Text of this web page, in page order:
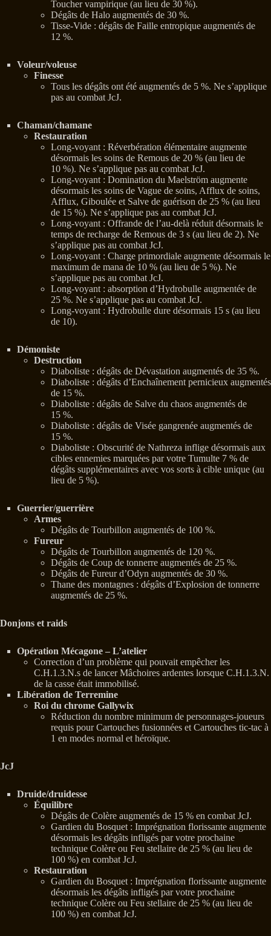
Toucher vampirique (au lieu de 30 %).
Dégâts de Halo augmentés de 30 %.
Tisse-Vide : dégâts de Faille entropique augmentés de
12 %.
Voleur/voleuse
Finesse
Tous les dégâts ont été augmentés de 5 %. Ne s’applique
pas au combat JcJ.
Chaman/chamane
Restauration
Long-voyant : Réverbération élémentaire augmente
désormais les soins de Remous de 20 % (au lieu de
10 %). Ne s’applique pas au combat JcJ.
Long-voyant : Domination du Maelström augmente
désormais les soins de Vague de soins, Afflux de soins,
Afflux, Giboulée et Salve de guérison de 25 % (au lieu
de 15 %). Ne s’applique pas au combat JcJ.
Long-voyant : Offrande de l’au-delà réduit désormais le
temps de recharge de Remous de 3 s (au lieu de 2). Ne
s’applique pas au combat JcJ.
Long-voyant : Charge primordiale augmente désormais le
maximum de mana de 10 % (au lieu de 5 %). Ne
s’applique pas au combat JcJ.
Long-voyant : absorption d’Hydrobulle augmentée de
25 %. Ne s’applique pas au combat JcJ.
Long-voyant : Hydrobulle dure désormais 15 s (au lieu
de 10).
Démoniste
Destruction
Diaboliste : dégâts de Dévastation augmentés de 35 %.
Diaboliste : dégâts d’Enchaînement pernicieux augmentés
de 15 %.
Diaboliste : dégâts de Salve du chaos augmentés de
15 %.
Diaboliste : dégâts de Visée gangrenée augmentés de
15 %.
Diaboliste : Obscurité de Nathreza inflige désormais aux
cibles ennemies marquées par votre Tumulte 7 % de
dégâts supplémentaires avec vos sorts à cible unique (au
lieu de 5 %).
Guerrier/guerrière
Armes
Dégâts de Tourbillon augmentés de 100 %.
Fureur
Dégâts de Tourbillon augmentés de 120 %.
Dégâts de Coup de tonnerre augmentés de 25 %.
Dégâts de Fureur d’Odyn augmentés de 30 %.
Thane des montagnes : dégâts d’Explosion de tonnerre
augmentés de 25 %.
Donjons et raids
Opération Mécagone – L’atelier
Correction d’un problème qui pouvait empêcher les
C.H.1.3.N.s de lancer Mâchoires ardentes lorsque C.H.1.3.N.
de la casse était immobilisé.
Libération de Terremine
Roi du chrome Gallywix
Réduction du nombre minimum de personnages-joueurs
requis pour Cartouches fusionnées et Cartouches tic-tac à
1 en modes normal et héroïque.
JcJ
Druide/druidesse
Équilibre
Dégâts de Colère augmentés de 15 % en combat JcJ.
Gardien du Bosquet : Imprégnation florissante augmente
désormais les dégâts infligés par votre prochaine
technique Colère ou Feu stellaire de 25 % (au lieu de
100 %) en combat JcJ.
Restauration
Gardien du Bosquet : Imprégnation florissante augmente
désormais les dégâts infligés par votre prochaine
technique Colère ou Feu stellaire de 25 % (au lieu de
100 %) en combat JcJ.